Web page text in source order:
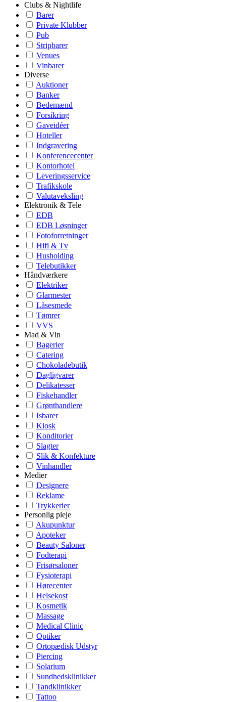
Clubs & Nightlife
Barer
Private Klubber
Pub
Stripbarer
Venues
Vinbarer
Diverse
Auktioner
Banker
Bedemænd
Forsikring
Gaveidéer
Hoteller
Indgravering
Konferencecenter
Kontorhotel
Leveringsservice
Trafikskole
Valutaveksling
Elektronik & Tele
EDB
EDB Løsninger
Fotoforretninger
Hifi & Tv
Husholding
Telebutikker
Håndværkere
Elektriker
Glarmester
Låsesmede
Tømrer
VVS
Mad & Vin
Bagerier
Catering
Chokoladebutik
Dagligvarer
Delikatesser
Fiskehandler
Grønthandlere
Isbarer
Kiosk
Konditorier
Slagter
Slik & Konfekture
Vinhandler
Medier
Designere
Reklame
Trykkerier
Personlig pleje
Akupunktur
Apoteker
Beauty Saloner
Fodterapi
Frisørsaloner
Fysioterapi
Hørecenter
Helsekost
Kosmetik
Massage
Medical Clinic
Optiker
Ortopædisk Udstyr
Piercing
Solarium
Sundhedsklinikker
Tandklinikker
Tattoo